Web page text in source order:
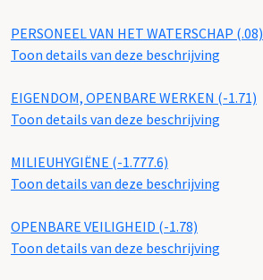
PERSONEEL VAN HET WATERSCHAP (.08)
Toon details van deze beschrijving
EIGENDOM, OPENBARE WERKEN (-1.71)
Toon details van deze beschrijving
MILIEUHYGIËNE (-1.777.6)
Toon details van deze beschrijving
OPENBARE VEILIGHEID (-1.78)
Toon details van deze beschrijving